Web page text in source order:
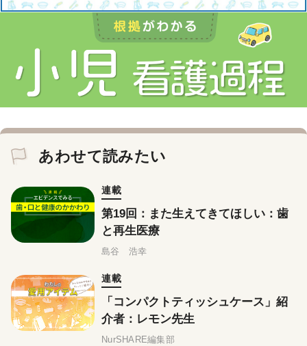
あわせて読みたい
連載
第19回：また生えてきてほしい：歯
と再生医療
島谷 浩幸
連載
「コンパクトティッシュケース」紹
介者：レモン先生
NurSHARE編集部